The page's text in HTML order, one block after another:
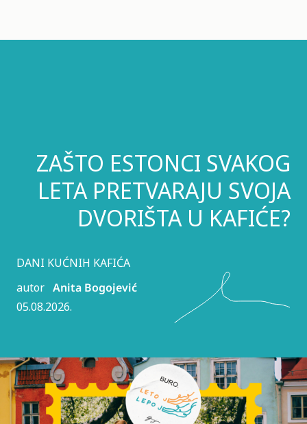
ZAŠTO ESTONCI SVAKOG
LETA PRETVARAJU SVOJA
DVORIŠTA U KAFIĆE?
DANI KUĆNIH KAFIĆA
autor Anita Bogojević
05.08.2026.